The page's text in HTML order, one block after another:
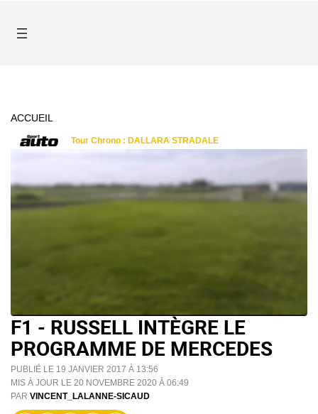
ACCUEIL
F1 - RUSSELL INTÈGRE LE
PROGRAMME DE MERCEDES
PUBLIÉ LE 19 JANVIER 2017 À 13:56
MIS À JOUR LE 20 NOVEMBRE 2020 À 06:49
PAR VINCENT_LALANNE-SICAUD